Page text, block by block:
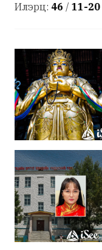
Илэрц: 46 / 11-20